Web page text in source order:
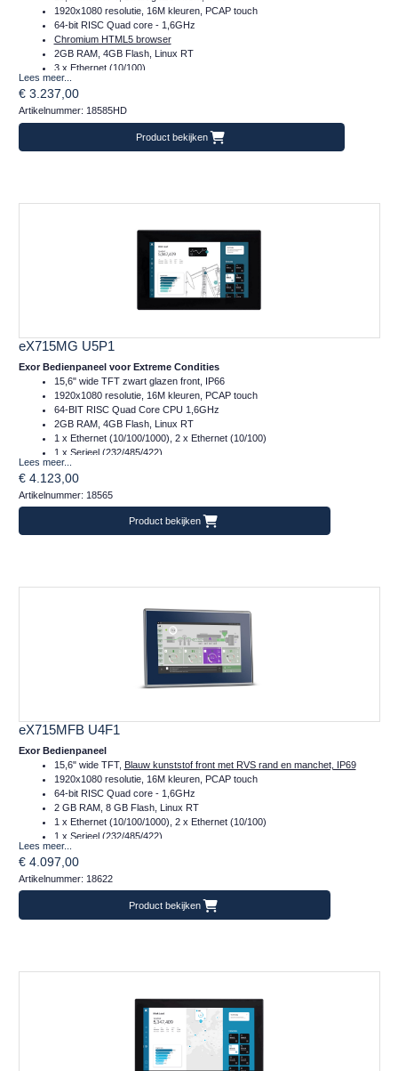
1920x1080 resolutie, 16M kleuren, PCAP touch
64-bit RISC Quad core - 1,6GHz
Chromium HTML5 browser
2GB RAM, 4GB Flash, Linux RT
3 x Ethernet (10/100)
1 x Serieel (RS232/422/485)
2 x Plug-in, 2 x USB, 1 x SD
Temperatuur inzetbereik: -20..+60°C
Frontafmeting: 422x267 (mm)
Lees meer...
€ 3.237,00
Artikelnummer: 18585HD
Product bekijken
eX715MG U5P1
Exor Bedienpaneel voor Extreme Condities
15,6" wide TFT zwart glazen front, IP66
1920x1080 resolutie, 16M kleuren, PCAP touch
64-BIT RISC Quad Core CPU 1,6GHz
2GB RAM, 4GB Flash, Linux RT
1 x Ethernet (10/100/1000), 2 x Ethernet (10/100)
1 x Serieel (232/485/422)
2 x Plug-in, 2 x USB, 1 x SD
Temperatuur inzetbereik: -30..+70°C
Gecoate printplaten
Sterkere achtergrondverlichting en optische binding van het touch-gedeelte
voor aflezing in direct zonlicht
Alleen te programmeren met JMobile 4.5 of hoger
Lees meer...
€ 4.123,00
Artikelnummer: 18565
Product bekijken
eX715MFB U4F1
Exor Bedienpaneel
15,6" wide TFT, Blauw kunststof front met RVS rand en manchet, IP69
1920x1080 resolutie, 16M kleuren, PCAP touch
64-bit RISC Quad core - 1,6GHz
2 GB RAM, 8 GB Flash, Linux RT
1 x Ethernet (10/100/1000), 2 x Ethernet (10/100)
1 x Serieel (232/485/422)
2 x Plug-in, 2 x USB, 1 x SD
Temperatuur inzetbereik: -20..+60°C
CE, ontworpen volgens DIN EN1672-2, EHEDG en FDA 21 CFR 177.2006
Frontafmeting: 450x295 (mm)
Lees meer...
€ 4.097,00
Artikelnummer: 18622
Product bekijken